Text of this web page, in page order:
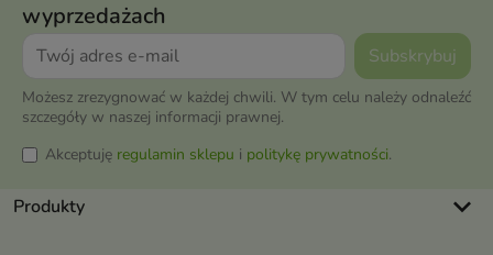
wyprzedażach
Możesz zrezygnować w każdej chwili. W tym celu należy odnaleźć
szczegóły w naszej informacji prawnej.
Akceptuję regulamin sklepu i politykę prywatności.
Produkty keyboard_arrow_down